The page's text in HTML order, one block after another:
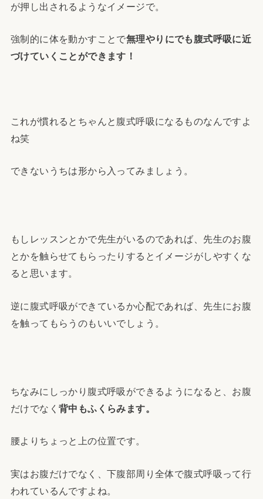
が押し出されるようなイメージで。
強制的に体を動かすことで無理やりにでも腹式呼吸に近
づけていくことができます！
これが慣れるとちゃんと腹式呼吸になるものなんですよ
ね笑
できないうちは形から入ってみましょう。
もしレッスンとかで先生がいるのであれば、先生のお腹
とかを触らせてもらったりするとイメージがしやすくな
ると思います。
逆に腹式呼吸ができているか心配であれば、先生にお腹
を触ってもらうのもいいでしょう。
ちなみにしっかり腹式呼吸ができるようになると、お腹
だけでなく 背中もふくらみます。
腰よりちょっと上の位置です。
実はお腹だけでなく、下腹部周り全体で腹式呼吸って行
われているんですよね。